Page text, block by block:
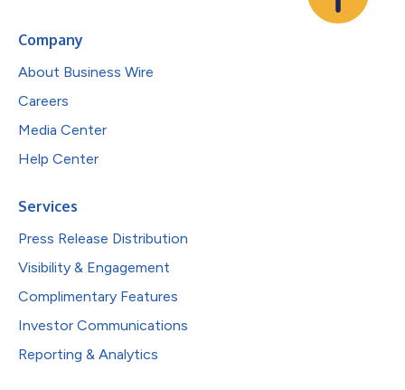
Company
About Business Wire
Careers
Media Center
Help Center
Services
Press Release Distribution
Visibility & Engagement
Complimentary Features
Investor Communications
Reporting & Analytics